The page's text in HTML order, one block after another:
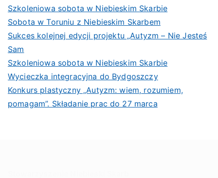
Szkoleniowa sobota w Niebieskim Skarbie
Sobota w Toruniu z Niebieskim Skarbem
Sukces kolejnej edycji projektu „Autyzm – Nie Jesteś
Sam
Szkoleniowa sobota w Niebieskim Skarbie
Wycieczka integracyjna do Bydgoszczy
Konkurs plastyczny „Autyzm: wiem, rozumiem,
pomagam”. Składanie prac do 27 marca